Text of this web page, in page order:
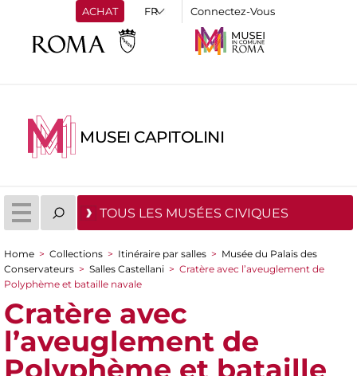
ACHAT Connectez-Vous
MUSEI CAPITOLINI
TOUS LES MUSÉES CIVIQUES
You are here
Home > Collections > Itinéraire par salles > Musée du Palais des
Conservateurs > Salles Castellani > Cratère avec l’aveuglement de
Polyphème et bataille navale
Cratère avec
l’aveuglement de